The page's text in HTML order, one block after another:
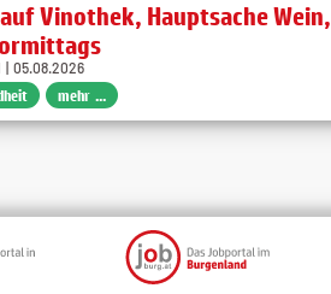
Vinothek, Hauptsache Wein,
| 05.08.2026
mehr ...